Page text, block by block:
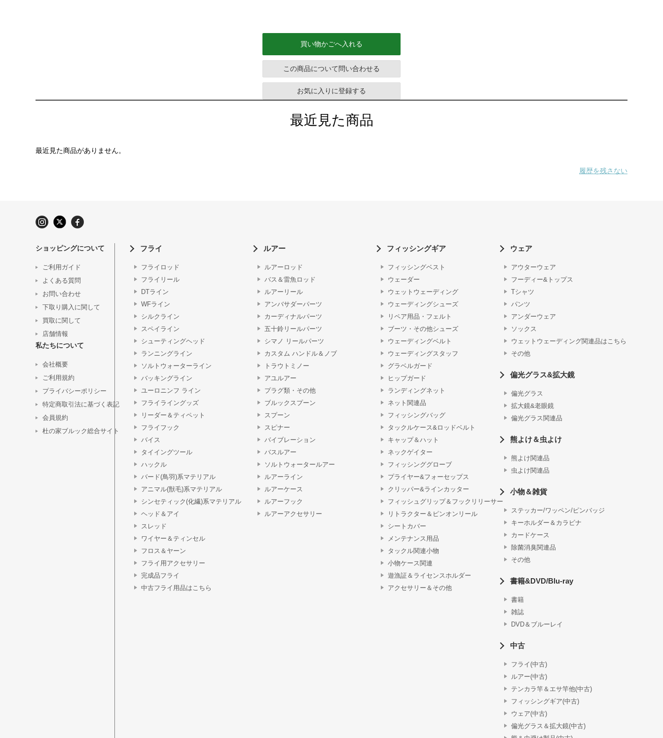
買い物かごへ入れる
この商品について問い合わせる
お気に入りに登録する
最近見た商品
最近見た商品がありません。
履歴を残さない
ショッピングについて
ご利用ガイド
よくある質問
お問い合わせ
下取り購入に関して
買取に関して
店舗情報
私たちについて
会社概要
ご利用規約
プライバシーポリシー
特定商取引法に基づく表記
会員規約
杜の家ブルック総合サイト
フライ
フライロッド
フライリール
DTライン
WFライン
シルクライン
スペイライン
シューティングヘッド
ランニングライン
ソルトウォーターライン
バッキングライン
ユーロニンフ ライン
フライライングッズ
リーダー＆ティペット
フライフック
バイス
タイイングツール
ハックル
バード(鳥羽)系マテリアル
アニマル(獣毛)系マテリアル
シンセティック(化繊)系マテリアル
ヘッド＆アイ
スレッド
ワイヤー＆ティンセル
フロス＆ヤーン
フライ用アクセサリー
完成品フライ
中古フライ用品はこちら
ルアー
ルアーロッド
バス＆雷魚ロッド
ルアーリール
アンバサダーパーツ
カーディナルパーツ
五十鈴リールパーツ
シマノ リールパーツ
カスタム ハンドル＆ノブ
トラウトミノー
アユルアー
プラグ類・その他
ブルックスプーン
スプーン
スピナー
バイブレーション
バスルアー
ソルトウォータールアー
ルアーライン
ルアーケース
ルアーフック
ルアーアクセサリー
フィッシングギア
フィッシングベスト
ウェーダー
ウェットウェーディング
ウェーディングシューズ
リペア用品・フェルト
ブーツ・その他シューズ
ウェーディングベルト
ウェーディングスタッフ
グラベルガード
ヒップガード
ランディングネット
ネット関連品
フィッシングバッグ
タックルケース&ロッドベルト
キャップ＆ハット
ネックゲイター
フィッシンググローブ
プライヤー&フォーセップス
クリッパー&ラインカッター
フィッシュグリップ＆フックリリーサー
リトラクター＆ピンオンリール
シートカバー
メンテナンス用品
タックル関連小物
小物ケース関連
遊漁証＆ライセンスホルダー
アクセサリー＆その他
ウェア
アウターウェア
フーディー&トップス
Tシャツ
パンツ
アンダーウェア
ソックス
ウェットウェーディング関連品はこちら
その他
偏光グラス&拡大鏡
偏光グラス
拡大鏡&老眼鏡
偏光グラス関連品
熊よけ＆虫よけ
熊よけ関連品
虫よけ関連品
小物＆雑貨
ステッカー/ワッペン/ピンバッジ
キーホルダー＆カラビナ
カードケース
除菌消臭関連品
その他
書籍&DVD/Blu-ray
書籍
雑誌
DVD＆ブルーレイ
中古
フライ(中古)
ルアー(中古)
テンカラ竿＆エサ竿他(中古)
フィッシングギア(中古)
ウェア(中古)
偏光グラス＆拡大鏡(中古)